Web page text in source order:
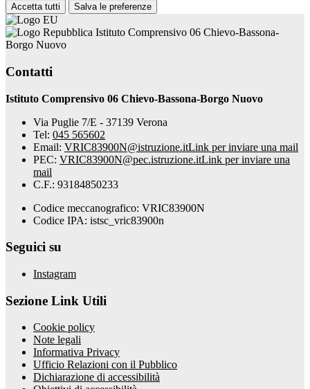
Accetta tutti Salva le preferenze
Istituto Comprensivo 06 Chievo-Bassona-
Borgo Nuovo
Contatti
Istituto Comprensivo 06 Chievo-Bassona-Borgo Nuovo
Via Puglie 7/E - 37139 Verona
Tel: 045 565602
Email: VRIC83900N@istruzione.itLink per inviare una mail
PEC: VRIC83900N@pec.istruzione.itLink per inviare una
mail
C.F.: 93184850233
Codice meccanografico: VRIC83900N
Codice IPA: istsc_vric83900n
Seguici su
Instagram
Sezione Link Utili
Cookie policy
Note legali
Informativa Privacy
Ufficio Relazioni con il Pubblico
Dichiarazione di accessibilità